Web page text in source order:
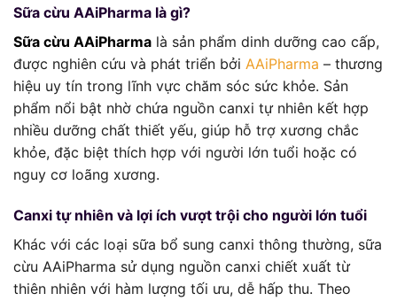
Sữa cừu AAiPharma là gì?
Sữa cừu AAiPharma là sản phẩm dinh dưỡng cao cấp,
được nghiên cứu và phát triển bởi AAiPharma – thương
hiệu uy tín trong lĩnh vực chăm sóc sức khỏe. Sản
phẩm nổi bật nhờ chứa nguồn canxi tự nhiên kết hợp
nhiều dưỡng chất thiết yếu, giúp hỗ trợ xương chắc
khỏe, đặc biệt thích hợp với người lớn tuổi hoặc có
nguy cơ loãng xương.
Canxi tự nhiên và lợi ích vượt trội cho người lớn tuổi
Khác với các loại sữa bổ sung canxi thông thường, sữa
cừu AAiPharma sử dụng nguồn canxi chiết xuất từ
thiên nhiên với hàm lượng tối ưu, dễ hấp thu. Theo